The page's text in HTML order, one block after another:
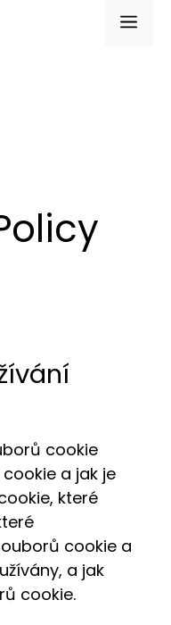
cookie
a jak je
které
cookie a
a jak
cookie.